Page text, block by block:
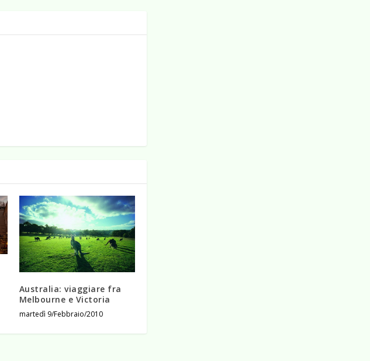
Australia: viaggiare fra
Melbourne e Victoria
martedì 9/Febbraio/2010